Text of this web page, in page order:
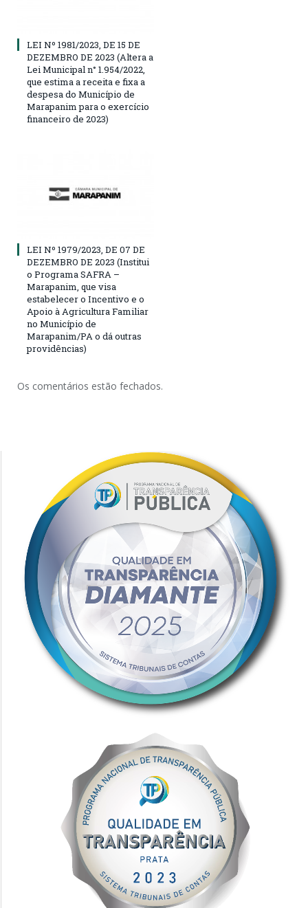
LEI Nº 1981/2023, DE 15 DE
DEZEMBRO DE 2023 (Altera a
Lei Municipal n° 1.954/2022,
que estima a receita e fixa a
despesa do Município de
Marapanim para o exercício
financeiro de 2023)
LEI Nº 1979/2023, DE 07 DE
DEZEMBRO DE 2023 (Institui
o Programa SAFRA –
Marapanim, que visa
estabelecer o Incentivo e o
Apoio à Agricultura Familiar
no Município de
Marapanim/PA o dá outras
providências)
Os comentários estão fechados.